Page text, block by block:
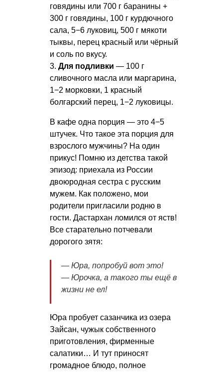
говядины или 700 г баранины +
300 г говядины, 100 г курдючного
сала, 5−6 луковиц, 500 г мякоти
тыквы, перец красный или чёрный
и соль по вкусу.
3. Для подливки — 100 г
сливочного масла или маргарина,
1−2 морковки, 1 красный
болгарский перец, 1−2 луковицы.
В кафе одна порция — это 4−5
штучек. Что такое эта порция для
взрослого мужчины? На один
прикус! Помню из детства такой
эпизод: приехала из России
двоюродная сестра с русским
мужем. Как положено, мои
родители пригласили родню в
гости. Дастархан ломился от яств!
Все старательно потчевали
дорогого зятя:
— Юра, попробуй вот это!
— Юрочка, а такого ты ещё в
жизни не ел!
Юра пробует сазанчика из озера
Зайсан, чужык собственного
приготовления, фирменные
салатики… И тут приносят
громадное блюдо, полное